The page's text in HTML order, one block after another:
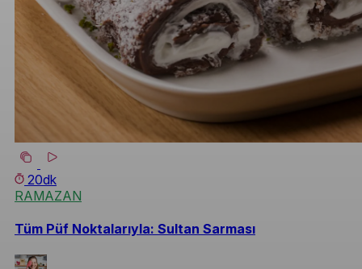
20dk
RAMAZAN
Tüm Püf Noktalarıyla: Sultan Sarması